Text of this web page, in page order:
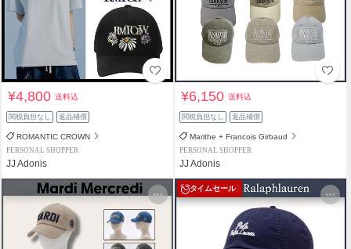
¥4,800送料込
関税負担なし 返品補償
ROMANTIC CROWN
PERSONAL SHOPPER
JJ Adonis
¥6,150送料込
関税負担なし 返品補償
Marithe + Francois Girbaud
PERSONAL SHOPPER
JJ Adonis
タイムセール